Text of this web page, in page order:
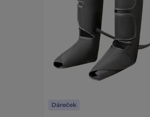
Dáreček